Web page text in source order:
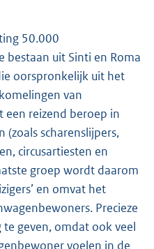
50.000
bestaan uit Sinti en Roma
oorspronkelijk uit het
van
een reizend beroep in
(zoals scharenslijpers,
circusartiesten en
groep wordt daarom
en omvat het
Precieze
geven, omdat ook veel
voelen in de